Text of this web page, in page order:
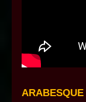
ARABESQUE